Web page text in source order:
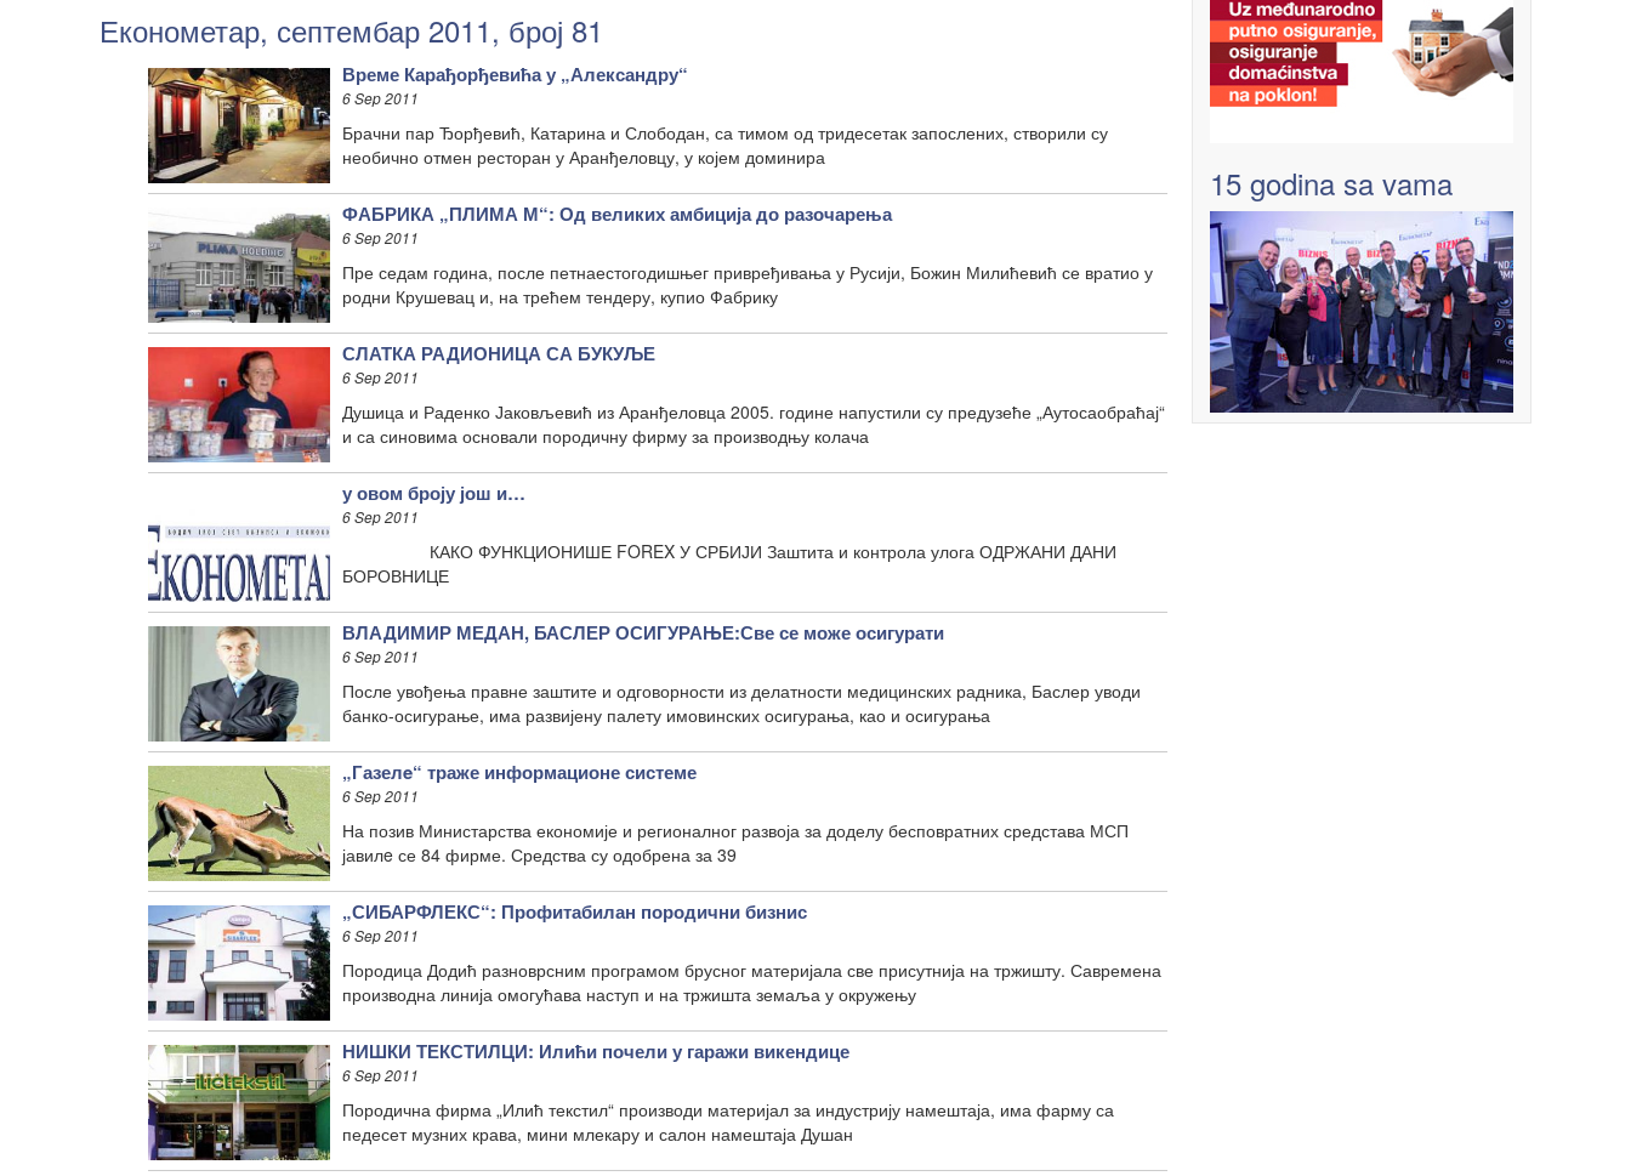
Економетар, септембар 2011, број 81
Време Карађорђевића у „Александру“
6 Sep 2011
Брачни пар Ђорђевић, Катарина и Слободан, са тимом од тридесетак запослених, створили су
необично отмен ресторан у Аранђеловцу, у којем доминира
ФАБРИКА „ПЛИМА М“: Од великих амбиција до разочарења
6 Sep 2011
Пре седам година, после петнаестогодишњег привређивања у Русији, Божин Милићевић се вратио у
родни Крушевац и, на трећем тендеру, купио Фабрику
СЛАТКА РАДИОНИЦА СА БУКУЉЕ
6 Sep 2011
Душица и Раденко Јаковљевић из Аранђеловца 2005. године напустили су предузеће „Аутосаобраћај“
и са синовима основали породичну фирму за производњу колача
у овом броју још и…
6 Sep 2011
КАКО ФУНКЦИОНИШЕ FOREX У СРБИЈИ Заштита и контрола улога ОДРЖАНИ ДАНИ
БОРОВНИЦЕ
ВЛАДИМИР МЕДАН, БАСЛЕР ОСИГУРАЊЕ:Све се може осигурати
6 Sep 2011
После увођења правне заштите и одговорности из делатности медицинских радника, Баслер уводи
банко-осигурање, има развијену палету имовинских осигурања, као и осигурања
„Газелe“ траже информационе системе
6 Sep 2011
На позив Министарства економије и регионалног развоја за доделу бесповратних средстава МСП
јавилe се 84 фирме. Средства су одобрена за 39
„СИБАРФЛЕКС“: Профитабилан породични бизнис
6 Sep 2011
Породица Додић разноврсним програмом брусног материјала све присутнија на тржишту. Савремена
производна линија омогућава наступ и на тржишта земаља у окружењу
НИШКИ ТЕКСТИЛЦИ: Илићи почели у гаражи викендице
6 Sep 2011
Породична фирма „Илић текстил“ производи материјал за индустрију намештаја, има фарму са
педесет музних крава, мини млекару и салон намештаја Душан
15 godina sa vama